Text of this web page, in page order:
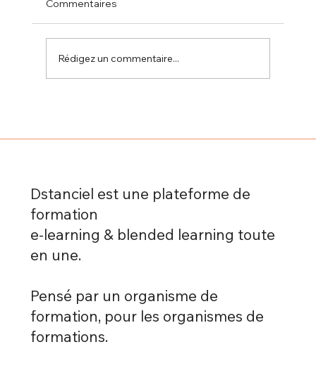
présentiel grâce à Dstanciel
Commentaires
Rédigez un commentaire...
Dstanciel est une plateforme de
formation
e-learning & blended learning toute
en une.
Pensé par un organisme de
formation, pour les organismes de
formations.